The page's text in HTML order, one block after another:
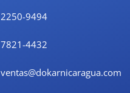
2250-9494
7821-4432
ventas@dokarnicaragua.com